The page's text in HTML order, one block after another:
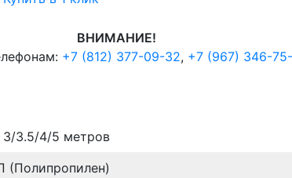
quantity
ВНИМАНИЕ!
+7 (812) 377-09-32, +7 (967) 346-
3.5/4/5 метров
(Полипропилен)